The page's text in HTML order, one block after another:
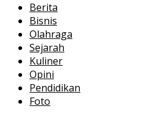
Berita
Bisnis
Olahraga
Sejarah
Kuliner
Opini
Pendidikan
Foto